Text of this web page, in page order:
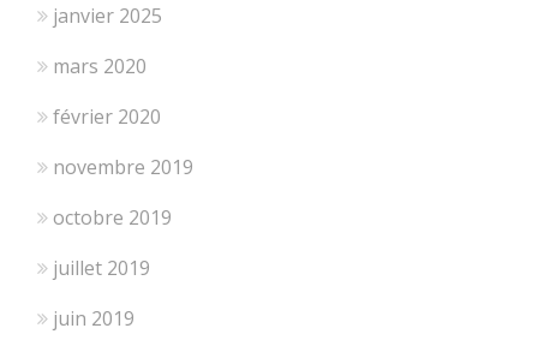
janvier 2025
mars 2020
février 2020
novembre 2019
octobre 2019
juillet 2019
juin 2019